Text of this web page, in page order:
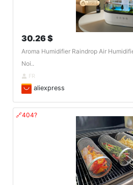
30.26 $
Aroma Humidifier Raindrop Air
Noi..
FR
aliexpress
🔗404?